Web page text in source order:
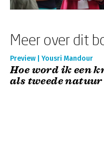
Meer over dit
Preview | Yousri Mandour
Hoe word ik een
als tweede natuur